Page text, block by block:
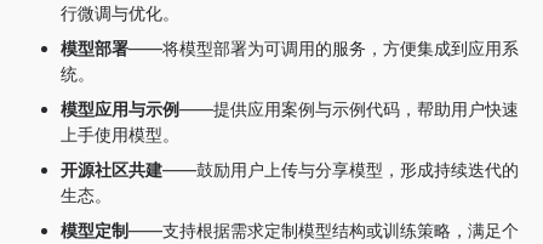
行微调与优化。
模型部署——将模型部署为可调用的服务，方便集成到应用系
统。
模型应用与示例——提供应用案例与示例代码，帮助用户快速
上手使用模型。
开源社区共建——鼓励用户上传与分享模型，形成持续迭代的
生态。
模型定制——支持根据需求定制模型结构或训练策略，满足个